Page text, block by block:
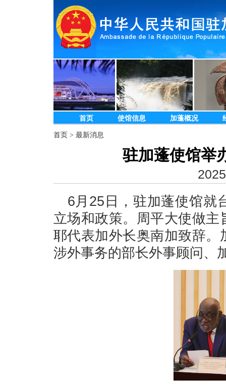
首页 使馆信息 加蓬概况
首页 > 最新消息
驻加蓬使馆举
6月25日，驻加蓬使馆就
立场和政策。周平大使做
耶代表加外长奥南加致辞
涉外事务的部长外事顾问、